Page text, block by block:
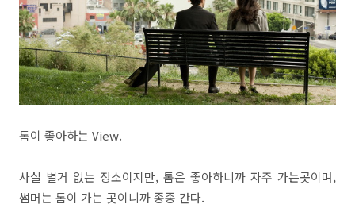
톰이 좋아하는 View.
사실 별거 없는 장소이지만, 톰은 좋아하니까 자주 가는곳이며,
썸머는 톰이 가는 곳이니까 종종 간다.